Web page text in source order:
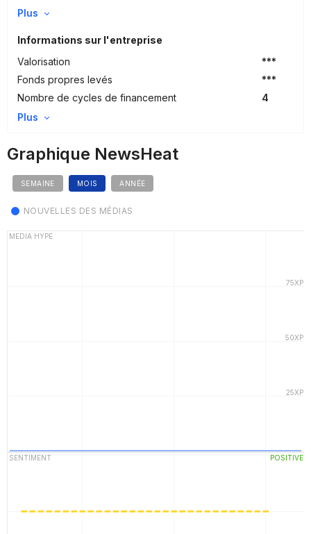
Plus
Informations sur l'entreprise
Valorisation
***
Fonds propres levés
***
Nombre de cycles de financement
4
Plus
Graphique NewsHeat
SEMAINE MOIS ANNÉE
NOUVELLES DES MÉDIAS